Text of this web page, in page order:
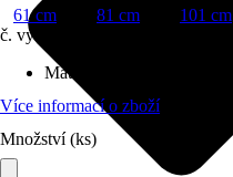
61 cm 81 cm 101 cm
č. výrobku
Materiál
Více informací o zboží
Množství (ks)